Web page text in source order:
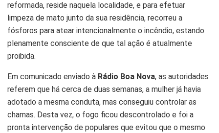
reformada, reside naquela localidade, e para efetuar
limpeza de mato junto da sua residência, recorreu a
fósforos para atear intencionalmente o incêndio, estando
plenamente consciente de que tal ação é atualmente
proibida.
Em comunicado enviado à Rádio Boa Nova, as autoridades
referem que há cerca de duas semanas, a mulher já havia
adotado a mesma conduta, mas conseguiu controlar as
chamas. Desta vez, o fogo ficou descontrolado e foi a
pronta intervenção de populares que evitou que o mesmo